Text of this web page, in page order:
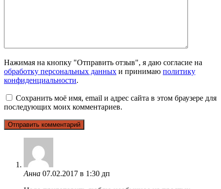
Нажимая на кнопку "Отправить отзыв", я даю согласие на
обработку персональных данных и принимаю политику
конфиденциальности.
Сохранить моё имя, email и адрес сайта в этом браузере для
последующих моих комментариев.
Анна 07.02.2017 в 1:30 дп